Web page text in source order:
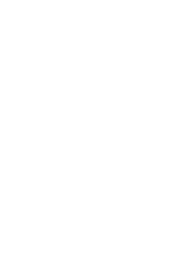
oda yükseltmeleri